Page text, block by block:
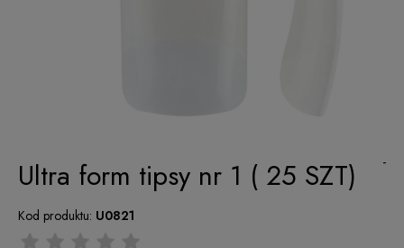
-
Ultra form tipsy nr 1 ( 25 SZT)
Kod produktu: U0821